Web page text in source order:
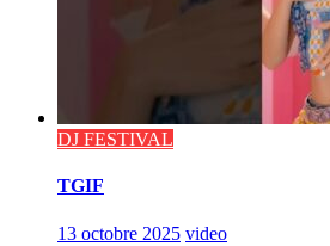
DJ FESTIVAL
TGIF
13 octobre 2025 video